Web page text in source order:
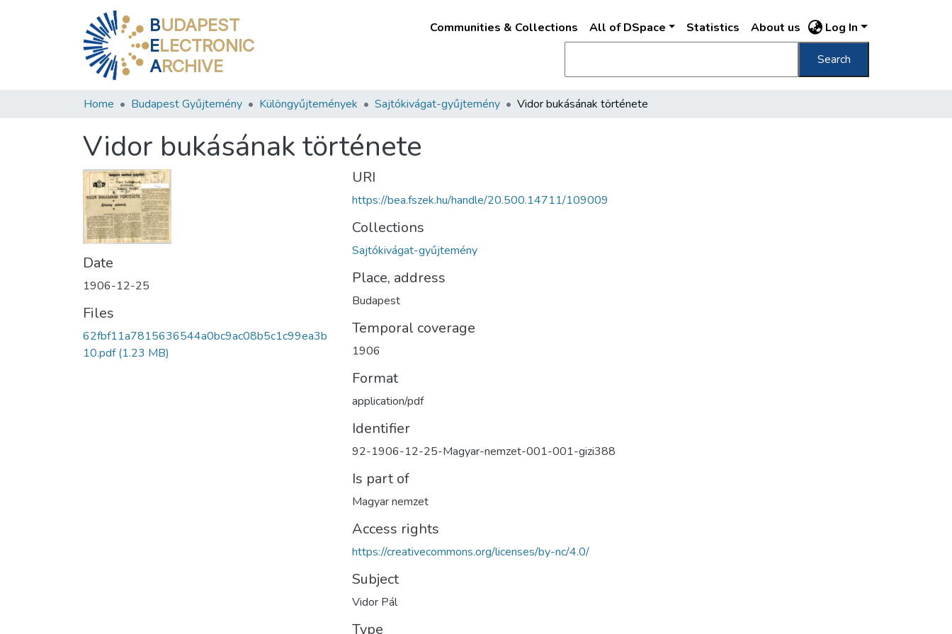
BUDAPEST
ELECTRONIC
ARCHIVE
Communities & Collections All of DSpace Statistics About us Log In
Search
Home Budapest Gyűjtemény Különgyűjtemények Sajtókivágat-gyűjtemény Vidor bukásának története
Vidor bukásának története
Date
1906-12-25
Files
62fbf11a7815636544a0bc9ac08b5c1c99ea3b
10.pdf(1.23 MB)
URI
https://bea.fszek.hu/handle/20.500.14711/109009
Collections
Sajtókivágat-gyűjtemény
Place, address
Budapest
Temporal coverage
1906
Format
application/pdf
Identifier
92-1906-12-25-Magyar-nemzet-001-001-gizi388
Is part of
Magyar nemzet
Access rights
https://creativecommons.org/licenses/by-nc/4.0/
Subject
Vidor Pál
Type